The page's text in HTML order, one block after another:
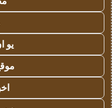
يو
اخبار